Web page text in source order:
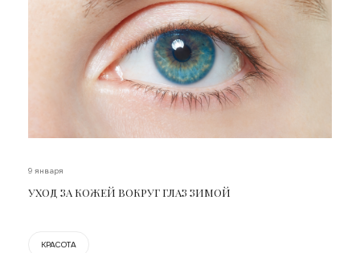
9 января
УХОД ЗА КОЖЕЙ ВОКРУГ ГЛАЗ ЗИМОЙ
КРАСОТА